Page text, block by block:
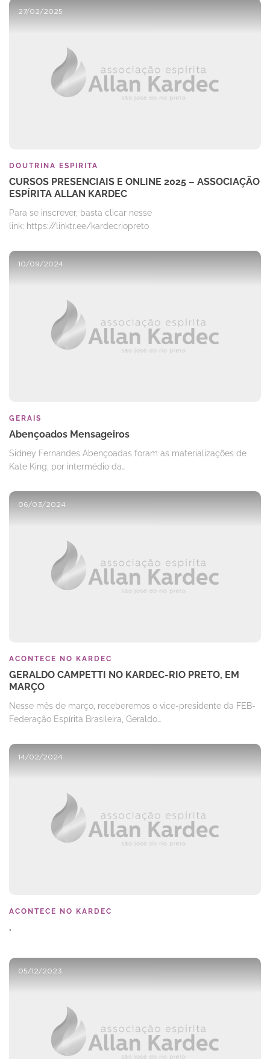
27/02/2025
DOUTRINA ESPIRITA
CURSOS PRESENCIAIS E ONLINE 2025 – ASSOCIAÇÃO
ESPÍRITA ALLAN KARDEC
Para se inscrever, basta clicar nesse
link: https://linktr.ee/kardecriopreto
10/09/2024
GERAIS
Abençoados Mensageiros
Sidney Fernandes Abençoadas foram as materializações de
Kate King, por intermédio da…
06/03/2024
ACONTECE NO KARDEC
GERALDO CAMPETTI NO KARDEC-RIO PRETO, EM
MARÇO
Nesse mês de março, receberemos o vice-presidente da FEB-
Federação Espírita Brasileira, Geraldo…
14/02/2024
ACONTECE NO KARDEC
.
05/12/2023